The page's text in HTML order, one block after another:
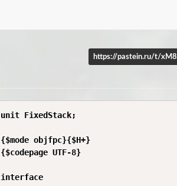
https://pastein.ru/t/xM8
unit FixedStack;
{$mode objfpc}{$H+}
{$codepage UTF-8}
interface